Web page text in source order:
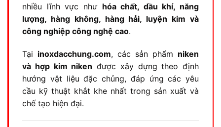
nhiều lĩnh vực như hóa chất, dầu khí, năng
lượng, hàng không, hàng hải, luyện kim và
công nghiệp công nghệ cao.
Tại inoxdacchung.com, các sản phẩm niken
và hợp kim niken được xây dựng theo định
hướng vật liệu đặc chủng, đáp ứng các yêu
cầu kỹ thuật khắt khe nhất trong sản xuất và
chế tạo hiện đại.